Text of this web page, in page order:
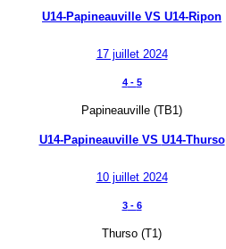
U14-Papineauville VS U14-Ripon
17 juillet 2024
4- 5
Papineauville (TB1)
U14-PapineauvilleVS U14-Thurso
10 juillet 2024
3- 6
Thurso (T1)